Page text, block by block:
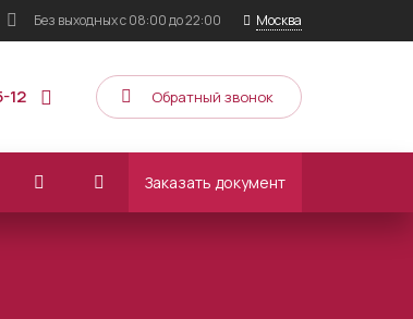
Без выходныхс 08:00 до 22:00 Москва
12 Обратный звонок
Заказать документ